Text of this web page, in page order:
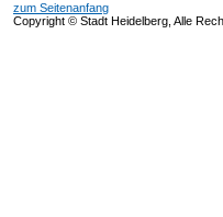
zum Seitenanfang
Copyright © Stadt Heidelberg, Alle